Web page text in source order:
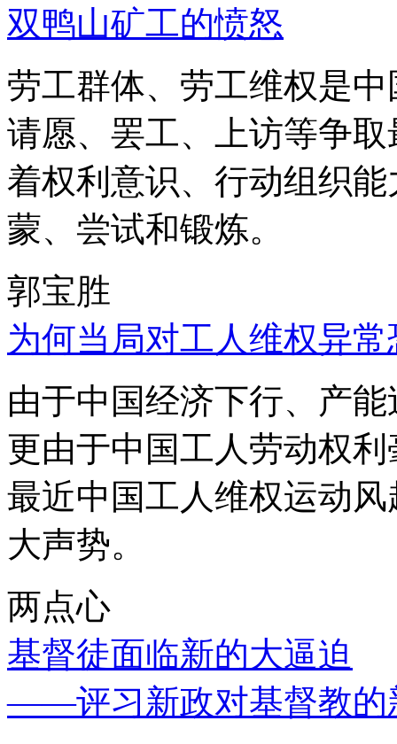
双鸭山矿工的愤怒
劳工群体、劳工维权是
请愿、罢工、上访等争
着权利意识、行动组织
蒙、尝试和锻炼。
郭宝胜
为何当局对工人维权异
由于中国经济下行、产
更由于中国工人劳动权
最近中国工人维权运动
大声势。
两点心
基督徒面临新的大逼迫
——评习新政对基督教的